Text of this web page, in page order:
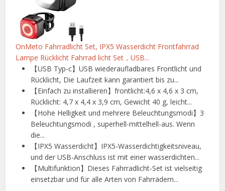
OnMeto Fahrradlicht Set, IPX5 Wasserdicht Frontfahrrad
Lampe Rücklicht Fahrrad licht Set，USB...
【USB Typ-c】USB wiederaufladbares Frontlicht und
Rücklicht, Die Laufzeit kann garantiert bis zu...
【Einfach zu installieren】frontlicht:4,6 x 4,6 x 3 cm,
Rücklicht: 4,7 x 4,4 x 3,9 cm, Gewicht 40 g, leicht...
【Hohe Helligkeit und mehrere Beleuchtungsmodi】3
Beleuchtungsmodi , superhell-mittelhell-aus. Wenn
die...
【IPX5 Wasserdicht】IPX5-Wasserdichtigkeitsniveau,
und der USB-Anschluss ist mit einer wasserdichten...
【Multifunktion】Dieses Fahrradlicht-Set ist vielseitig
einsetzbar und für alle Arten von Fahrrädern...